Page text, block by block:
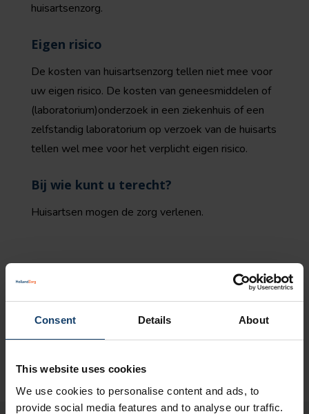
Consent Details About
This website uses cookies
We use cookies to personalise content and ads, to
provide social media features and to analyse our traffic.
huisartsenzorg.
Eigen risico
De kosten van huisartsenzorg tellen niet mee voor
uw eigen risico. De kosten van geneesmiddelen of
(laboratorium)onderzoek in een ziekenhuis of een
zelfstandig laboratorium op verzoek van de huisarts
tellen wel mee voor het verplicht eigen risico.
Bij wie kunt u terecht?
Huisartsen mogen de zorg verlenen.